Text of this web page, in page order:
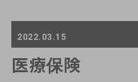
2022.03.15
医療保険